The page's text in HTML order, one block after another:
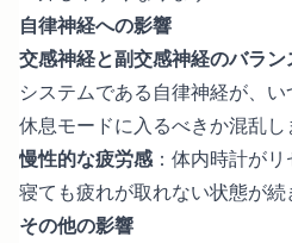
自律神経への影響
交感神経と副交感神経のバラン
システムである自律神経が、
休息モードに入るべきか混乱し
慢性的な疲労感：体内時計が
寝ても疲れが取れない状態が続
その他の影響